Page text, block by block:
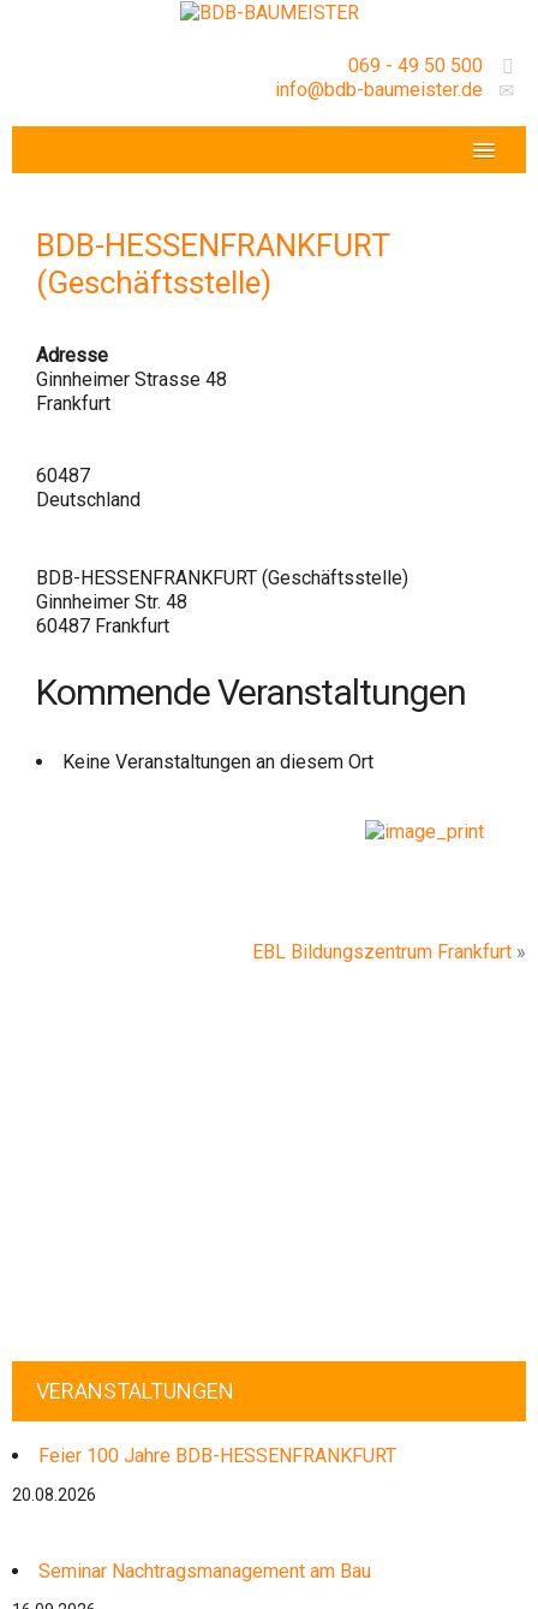
069 - 49 50 500
info@bdb-baumeister.de
GESCHÄFTSSTELLE
BDB-HESSENFRANKFURT
(Geschäftsstelle)
Adresse
Ginnheimer Strasse 48
Frankfurt
60487
Deutschland
BDB-HESSENFRANKFURT (Geschäftsstelle)
Ginnheimer Str. 48
60487 Frankfurt
Kommende Veranstaltungen
Keine Veranstaltungen an diesem Ort
EBL Bildungszentrum Frankfurt »
VERANSTALTUNGEN
Feier 100 Jahre BDB-HESSENFRANKFURT
20.08.2026
Seminar Nachtragsmanagement am Bau